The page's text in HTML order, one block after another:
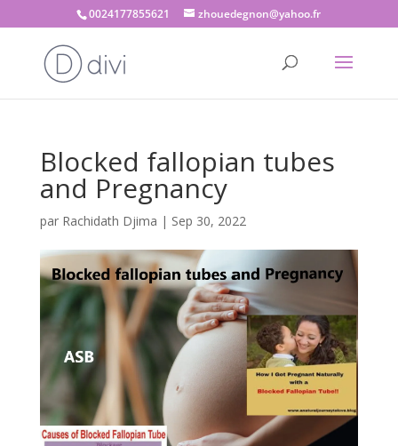
0024177855621 zhouedegnon@yahoo.fr
Blocked fallopian tubes
and Pregnancy
par Rachidath Djima | Sep 30, 2022